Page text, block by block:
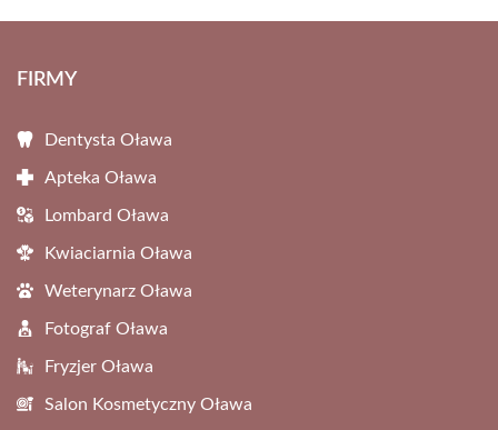
FIRMY
Dentysta Oława
Apteka Oława
Lombard Oława
Kwiaciarnia Oława
Weterynarz Oława
Fotograf Oława
Fryzjer Oława
Salon Kosmetyczny Oława